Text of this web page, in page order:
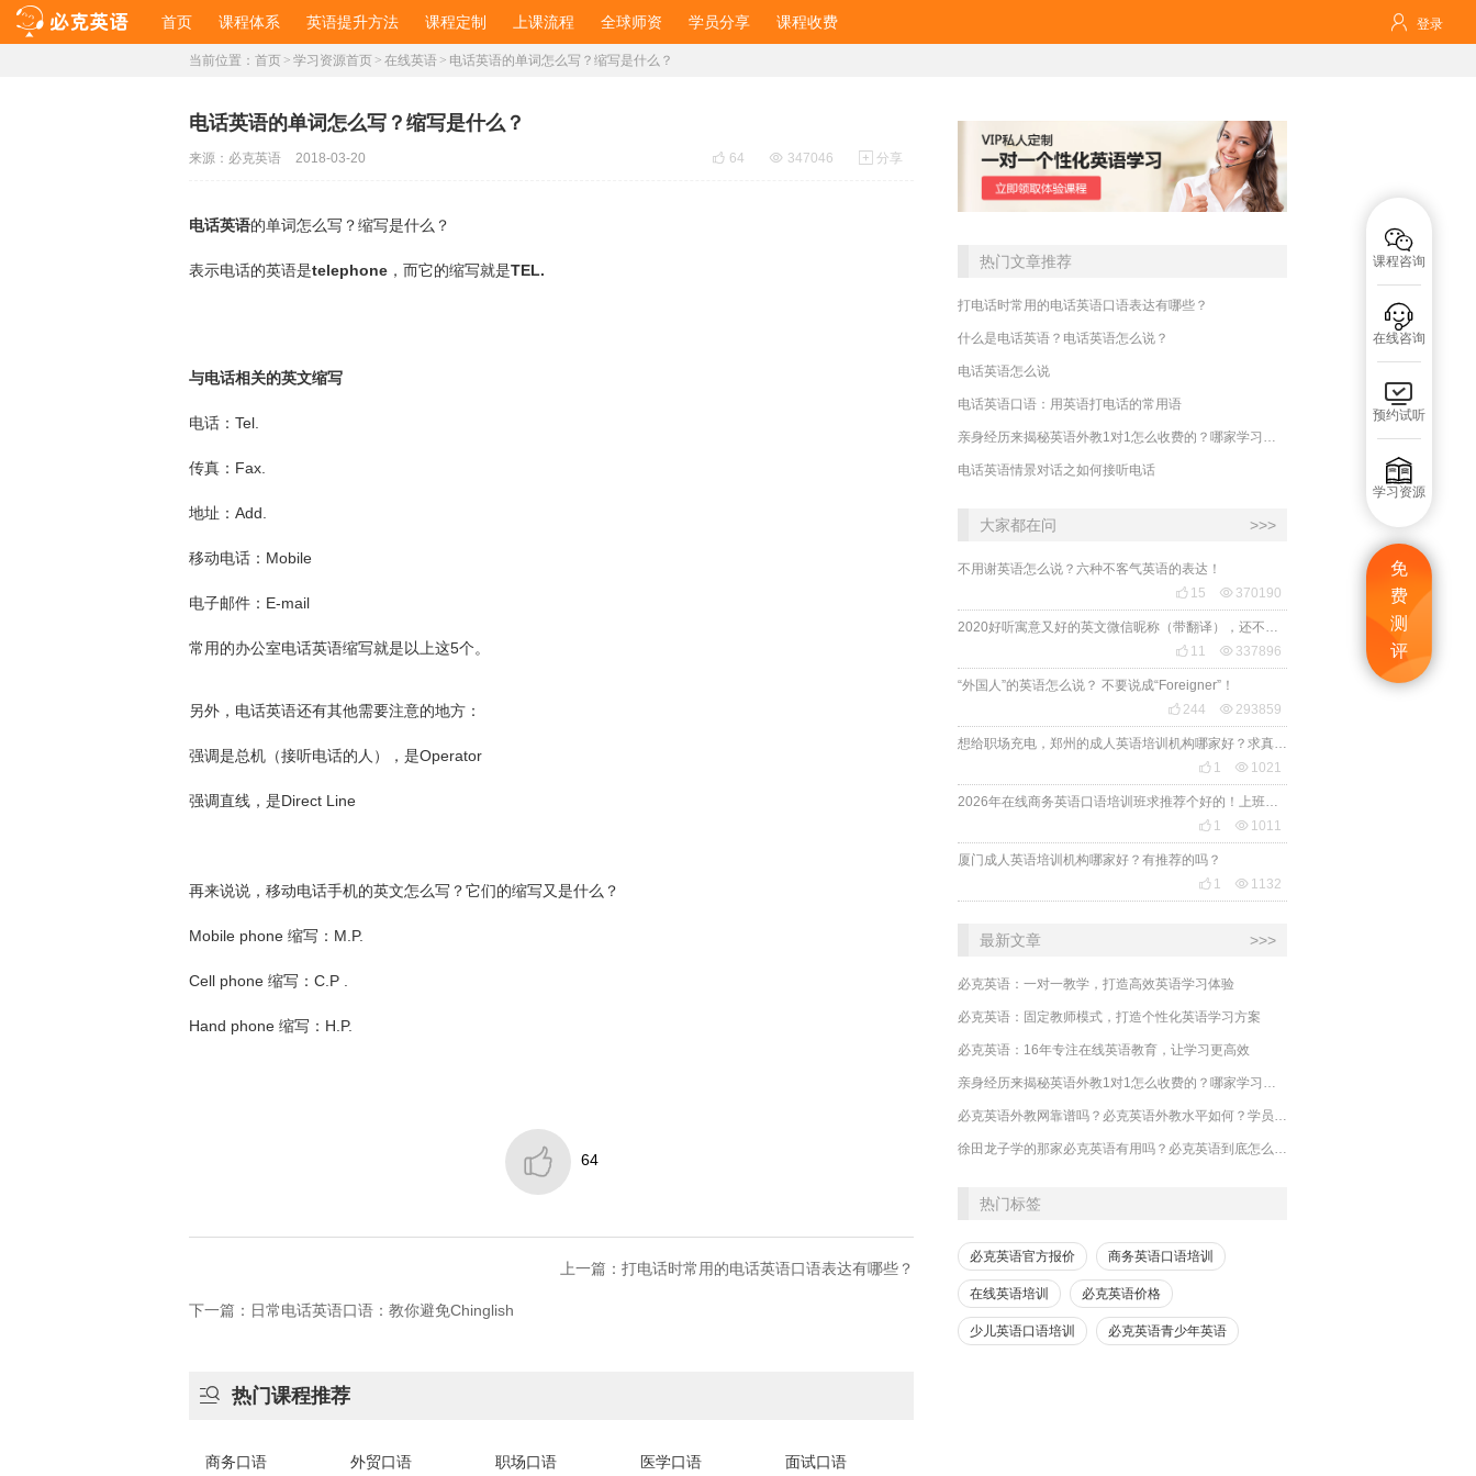
首页 课程体系 英语提升方法 课程定制 上课流程 全球师资 学员分享 课程收费  登录

课程咨询

在线咨询

预约试听

学习资源
免
费
测
评
当前位置： 首页 > 学习资源首页 > 在线英语 > 电话英语的单词怎么写？缩写是什么？
电话英语的单词怎么写？缩写是什么？
 64  347046  分享
来源： 必克英语 2018-03-20
电话英语的单词怎么写？缩写是什么？
表示电话的英语是telephone ，而它的缩写就是TEL.
与电话相关的英文缩写
电话：Tel.
传真：Fax.
地址：Add.
移动电话：Mobile
电子邮件：E-mail
常用的办公室电话英语缩写就是以上这5个。
另外，电话英语还有其他需要注意的地方：
强调是总机（接听电话的人），是Operator
强调直线，是Direct Line
再来说说，移动电话手机的英文怎么写？它们的缩写又是什么？
Mobile phone 缩写：M.P.
Cell phone 缩写：C.P .
Hand phone 缩写：H.P.
 64
上一篇：打电话时常用的电话英语口语表达有哪些？
下一篇：日常电话英语口语：教你避免Chinglish
 热门课程推荐
商务口语 外贸口语 职场口语 医学口语 面试口语
热门文章推荐
打电话时常用的电话英语口语表达有哪些？
什么是电话英语？电话英语怎么说？
电话英语怎么说
电话英语口语：用英语打电话的常用语
电话英语情景对话之如何接听电话
大家都在问 >>>
不用谢英语怎么说？六种不客气英语的表达！
 15  370190
 11  337896
“外国人”的英语怎么说？ 不要说成“Foreigner”！
 244  293859
 1  1021
 1  1011
厦门成人英语培训机构哪家好？有推荐的吗？
 1  1132
最新文章 >>>
必克英语：一对一教学，打造高效英语学习体验
必克英语：固定教师模式，打造个性化英语学习方案
必克英语：16年专注在线英语教育，让学习更高效
热门标签
必克英语官方报价 商务英语口语培训
在线英语培训 必克英语价格
少儿英语口语培训 必克英语青少年英语